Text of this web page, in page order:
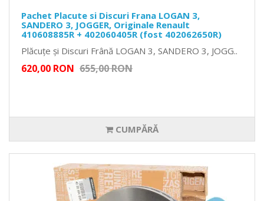
Pachet Placute si Discuri Frana LOGAN 3,
SANDERO 3, JOGGER, Originale Renault
410608885R + 402060405R (fost 402062650R)
Plăcuțe și Discuri Frână LOGAN 3, SANDERO 3, JOGG..
620,00 RON 655,00 RON
CUMPĂRĂ